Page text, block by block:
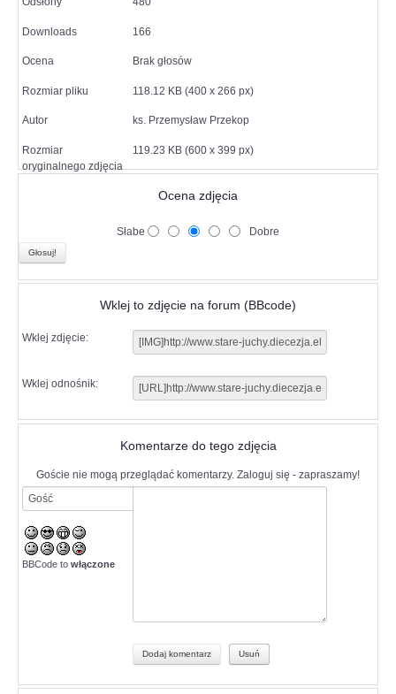
Downloads 166
Ocena Brak głosów
Rozmiar pliku 118.12 KB (400 x 266 px)
Autor ks. Przemysław Przekop
Rozmiar
oryginalnego zdjęcia
119.23 KB (600 x 399 px)
Ocena zdjęcia
Słabe Dobre
Wklej to zdjęcie na forum (BBcode)
Wklej zdjęcie:
Wklej odnośnik:
Komentarze do tego zdjęcia
Goście nie mogą przeglądać komentarzy. Zaloguj się - zapraszamy!
BBCode to włączone